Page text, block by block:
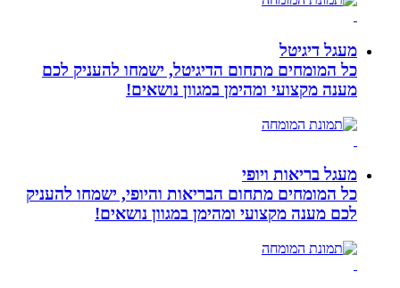
מעגל דיגיטל
כל המומחים מתחום הדיגיטל, ישמחו להעניק לכם
מענה מקצועי ומהימן במגוון נושאים!
מעגל בריאות ויופי
כל המומחים מתחום הבריאות והיופי, ישמחו להעניק
לכם מענה מקצועי ומהימן במגוון נושאים!